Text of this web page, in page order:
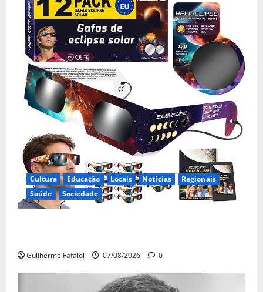
Cultura Educação Locais Notícias
Regionais
Saúde
Sociedade
Guilherme Fafaiol 07/08/2026 0